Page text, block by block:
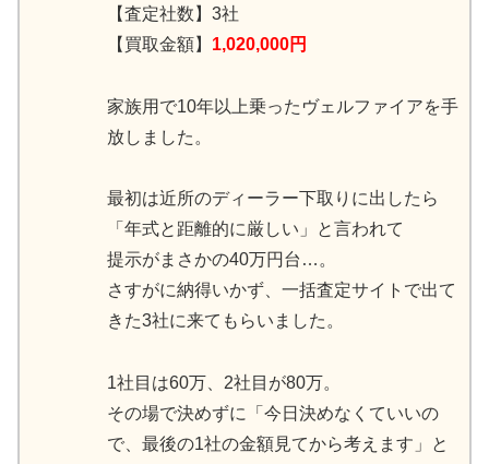
【査定社数】3社
【買取金額】 1,020,000円
家族用で10年以上乗ったヴェルファイアを手
放しました。
最初は近所のディーラー下取りに出したら
「年式と距離的に厳しい」と言われて
提示がまさかの40万円台…。
さすがに納得いかず、一括査定サイトで出て
きた3社に来てもらいました。
1社目は60万、2社目が80万。
その場で決めずに「今日決めなくていいの
で、最後の1社の金額見てから考えます」と